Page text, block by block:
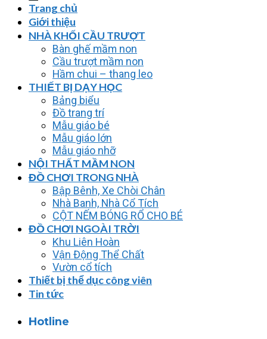
Trang chủ
Giới thiệu
NHÀ KHỐI CẦU TRƯỢT
Bàn ghế mầm non
Cầu trượt mầm non
Hầm chui – thang leo
THIẾT BỊ DẠY HỌC
Bảng biểu
Đồ trang trí
Mẫu giáo bé
Mẫu giáo lớn
Mẫu giáo nhỡ
NỘI THẤT MẦM NON
ĐỒ CHƠI TRONG NHÀ
Bập Bênh, Xe Chòi Chân
Nhà Banh, Nhà Cổ Tích
CỘT NẾM BÓNG RỔ CHO BÉ
ĐỒ CHƠI NGOÀI TRỜI
Khu Liên Hoàn
Vận Động Thể Chất
Vườn cổ tích
Thiết bị thể dục công viên
Tin tức
Hotline